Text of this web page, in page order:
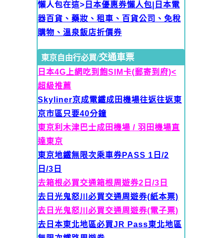
懶人包在這> 日本優惠券懶人包|日本電
器百貨、藥妝、租車、百貨公司、免稅
購物、溫泉飯店折價券
東京自由行必買/交通車票
日本4G上網吃到飽SIM卡(郵寄到府)<
超級推薦
Skyliner京成電鐵成田機場往返往返東
京市區只要40分鐘
東京利木津巴士成田機場 / 羽田機場直
達東京
東京地鐵無限次乘車券PASS 1日/2
日/3日
去箱根必買交通箱根周遊券2日/3日
去日光鬼怒川必買交通周遊券(紙本票)
去日光鬼怒川必買交通周遊券(電子票)
去日本東北地區必買JR Pass東北地區